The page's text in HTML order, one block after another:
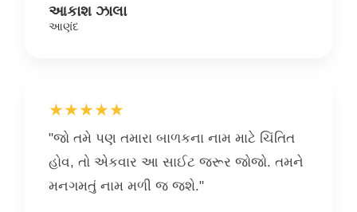
આકાશ ઝાલા
આણંદ
★★★★★
"જો તમે પણ તમારા બાળકના નામ માટે ચિંતિત
હોવ, તો એકવાર આ સાઈટ જરૂર જોજો. તમને
મનગમતું નામ મળી જ જશે."